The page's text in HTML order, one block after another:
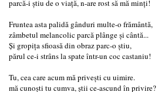
parcă-i știu de o viață, n-are rost să mă minți!
Fruntea asta palidă gânduri multe-o frământă,
zâmbetul melancolic parcă plânge și cântă...
Și gropița sfioasă din obraz parc-o știu,
părul ce-i strâns la spate într-un coc castaniu!
Tu, cea care acum mă privești cu uimire.
mă cunoști tu cumva, știi ce-ascund în privire?